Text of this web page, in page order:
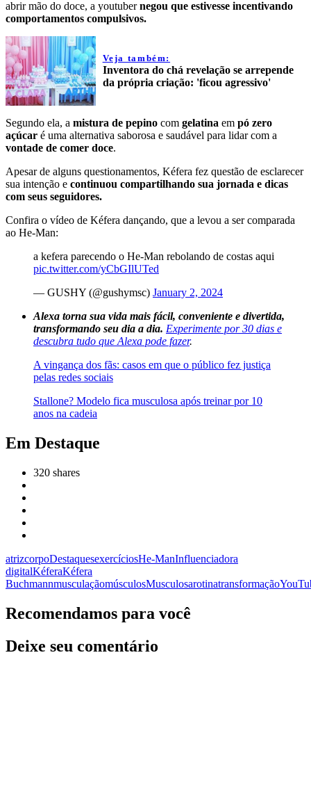
abrir mão do doce, a youtubernegou que estivesse incentivando
comportamentos compulsivos.
Veja também:
Inventora do chá revelação se arrepende
da própria criação: 'ficou agressivo'
Segundo ela, a mistura de pepino com gelatina em pó zero
açúcar é uma alternativa saborosa e saudável para lidar com a
vontade de comer doce.
Apesar de alguns questionamentos, Kéfera fez questão de esclarecer
sua intenção e continuou compartilhando sua jornada e dicas
com seus seguidores.
Confira o vídeo de Kéfera dançando, que a levou a ser comparada
ao He-Man:
a kefera parecendo o He-Man rebolando de costas aqui
pic.twitter.com/yCbGIlUTed
— GUSHY (@gushymsc) January 2, 2024
Alexa torna sua vida mais fácil, conveniente e divertida,
transformando seu dia a dia. Experimente por 30 dias e
descubra tudo que Alexa pode fazer.
A vingança dos fãs: casos em que o público fez justiça
pelas redes sociais
Stallone? Modelo fica musculosa após treinar por 10
anos na cadeia
Em Destaque
320 shares
atrizcorpoDestaquesexercíciosHe-ManInfluenciadora
digitalKéferaKéfera
BuchmannmusculaçãomúsculosMusculosarotinatransformação
Recomendamos para você
Deixe seu comentário